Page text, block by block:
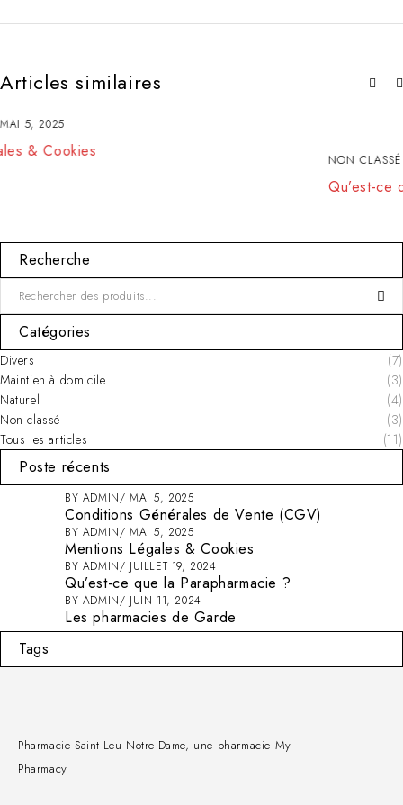
Articles similaires
NON CLASSÉ JUILLET 19, 2024
Recherche
Catégories
Divers
(7)
Maintien à domicile
(3)
Naturel
(4)
Non classé
(3)
Tous les articles
(11)
Poste récents
BY ADMIN MAI 5, 2025
Conditions Générales de Vente (CGV)
BY ADMIN MAI 5, 2025
Mentions Légales & Cookies
BY ADMIN JUILLET 19, 2024
Qu’est-ce que la Parapharmacie ?
BY ADMIN JUIN 11, 2024
Les pharmacies de Garde
Tags
Pharmacie Saint-Leu Notre-Dame, une pharmacie My
Pharmacy